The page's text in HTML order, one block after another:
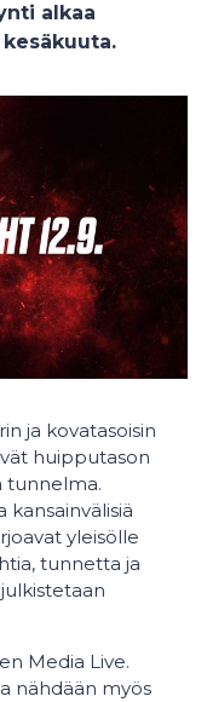
alkaa
ja kovatasoisin
huipputason
tunnelma.
kansainvälisiä
yleisölle
tunnetta ja
Media Live.
nähdään myös